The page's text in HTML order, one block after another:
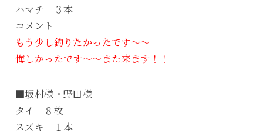
ハマチ ３本
コメント
もう少し釣りたかったです～～
悔しかったです～～また来ます！！
■坂村様・野田様
タイ ８枚
スズキ １本